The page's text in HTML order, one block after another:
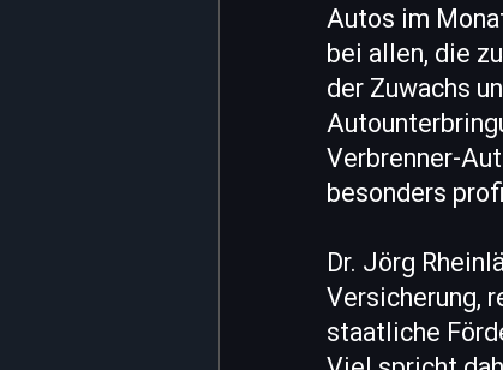
Autos im
bei allen, die
der Zuwachs
Verbrenner-
besonders
Dr. Jörg
Versicherung,
staatliche